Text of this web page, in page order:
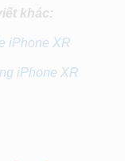
khác:
iPhone XR
iPhone XR